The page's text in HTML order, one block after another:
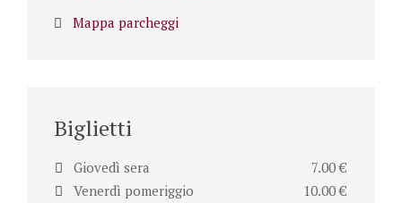
Mappa parcheggi
Biglietti
Giovedì sera
7.00 €
Venerdì pomeriggio
10.00 €